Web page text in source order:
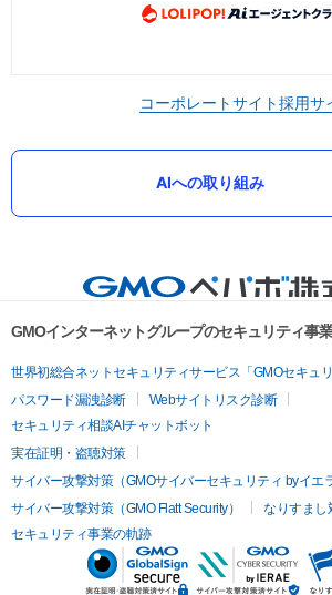
コーポレートサイト採用サ
AIへの取り組み
GMOインターネットグループのセキュリティ事
世界初総合ネットセキュリティサービス「GMOセキュリ
パスワード漏洩診断
Webサイトリスク診断
セキュリティ相談AIチャットボット
実在証明・盗聴対策
サイバー攻撃対策（GMOサイバーセキュリティ byイエ
サイバー攻撃対策（GMO Flatt Security）
なりすまし
セキュリティ事業の軌跡